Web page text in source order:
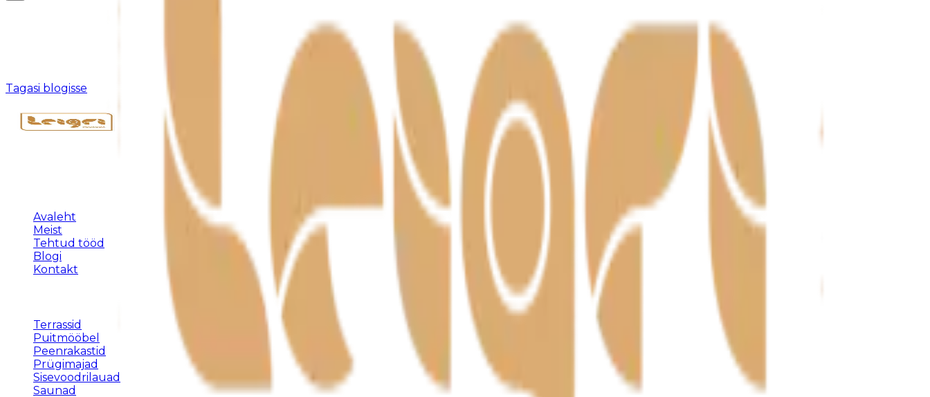
Kahjuks pole sellist postitust olemas või see on eemaldatud.
Tagasi blogisse
Täispuidust eritellimusmööbel, terrassid ja varjualused – meistritöö Harjumaal alates 1992.
Avaleht
Meist
Tehtud tööd
Blogi
Kontakt
Terrassid
Puitmööbel
Peenrakastid
Prügimajad
Sisevoodrilauad
Saunad